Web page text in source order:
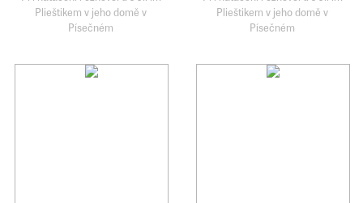
Plieštikem v jeho domě v
Písečném
Plieštikem v jeho domě v
Písečném